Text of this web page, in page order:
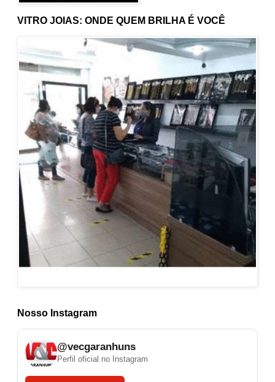
Nosso Instagram
@vecgaranhuns
Perfil oficial no Instagram
VITRO JOIAS: ONDE QUEM BRILHA É VOCÊ